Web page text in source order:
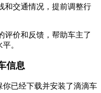
和交通情况，提前调整行
评价和反馈，帮助车主了
。
信息
你已经下载并安装了滴滴车